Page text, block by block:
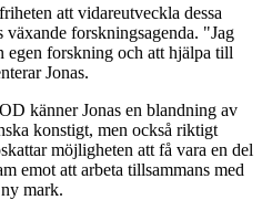
att vidareutveckla dessa
forskningsagenda. "Jag
egen forskning och att hjälpa till
Jonas.
känner Jonas en blandning av
konstigt, men också riktigt
möjligheten att få vara en del
emot att arbeta tillsammans med
mark.